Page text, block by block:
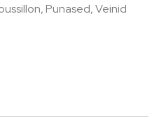
,Punased,Veinid